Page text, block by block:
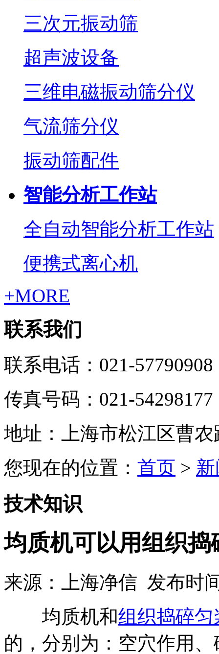
三次元振动筛
超声波设备
三维电磁振动筛分仪
气流筛分仪
振动筛配件
智能分析工作站
全自动智能分析工作站
便携式离心机
+MORE
联系我们
联系电话：021-57790908
传真号码：021-54298177
地址：上海市松江区曹农
您现在的位置： 首页 >
技术知识
均质机可以用组织
来源：上海净信 发布时
均质机和组织捣碎匀
的，分别为：空穴作用